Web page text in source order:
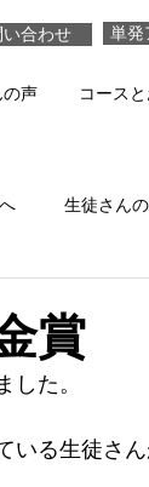
い合わせ 単発
声 コース
生徒さん
賞
た。
いる生徒さ